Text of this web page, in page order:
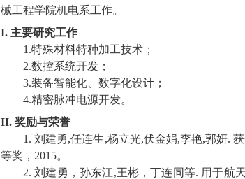
械工程学院机电系工作。
I. 主要研究工作
1.特殊材料特种加工技术；
2.数控系统开发；
3.装备智能化、数字化设计；
4.精密脉冲电源开发。
II. 奖励与荣誉
1.刘建勇,任连生,杨立光,伏金娟,李艳,郭妍.
等奖， 2015。
2.刘建勇，孙东江,王彬，丁连同等. 用于航